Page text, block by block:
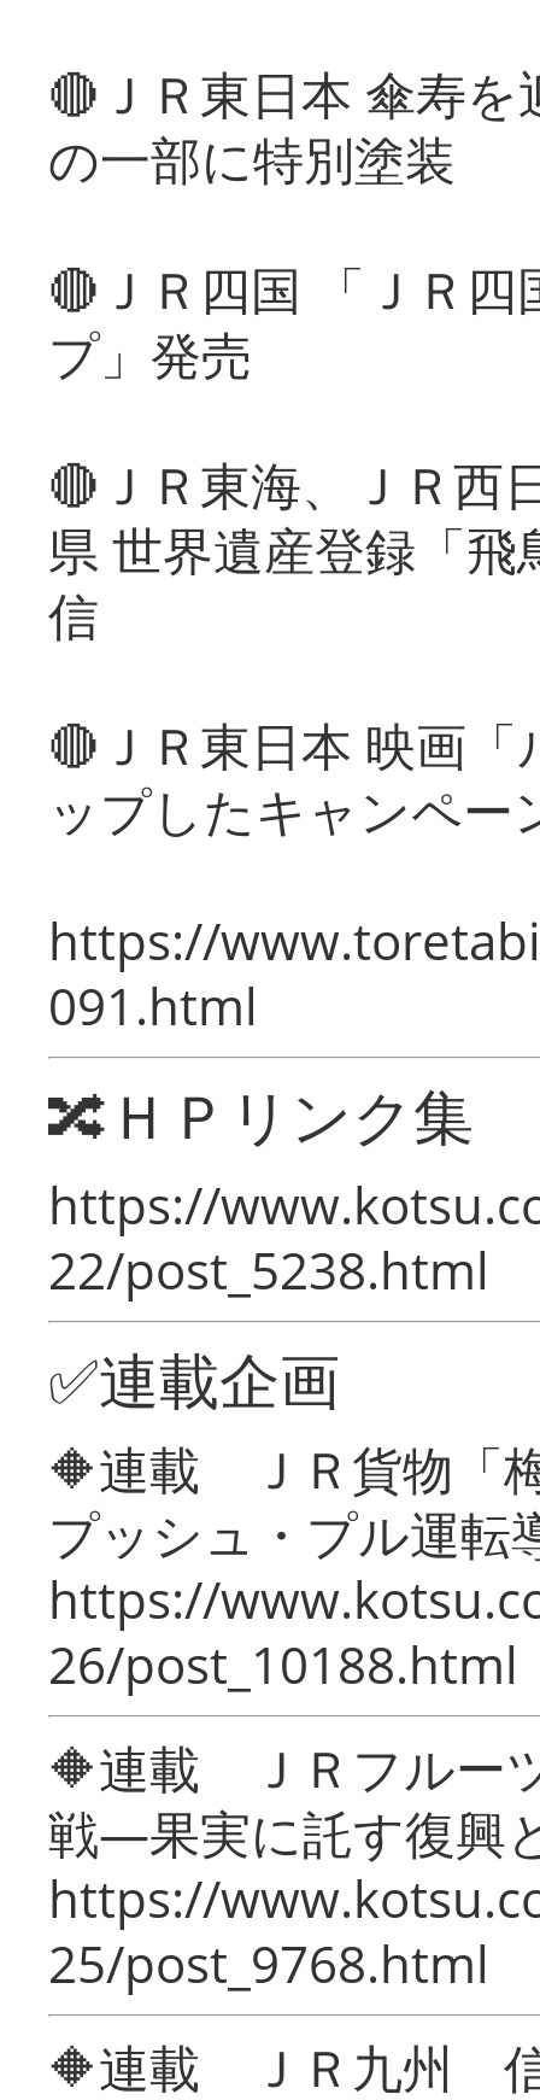
🔴ＪＲ東日本 傘寿
の一部に特別塗装
🔴ＪＲ四国 「ＪＲ
プ」発売
🔴ＪＲ東海、ＪＲ西
県 世界遺産登録「
信
🔴ＪＲ東日本 映画
ップしたキャンペー
https://
091.html
🔀ＨＰリンク集
https://
22/post_5238.html
✅連載企画
🔶連載 ＪＲ貨物「
プッシュ・プル運転
https://
26/post_10188.html
🔶連載 ＪＲフルー
戦―果実に託す復興
https://
25/post_9768.html
🔶連載 ＪＲ九州 信